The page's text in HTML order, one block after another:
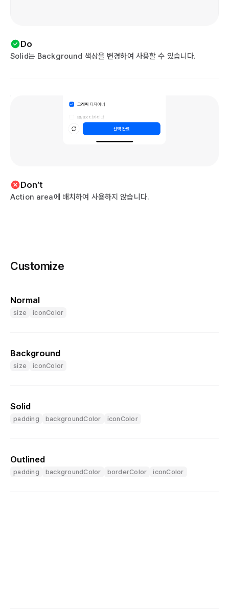
Do
Solid는 Background 색상을 변경하여 사용할 수 있습니다.
Don’t
Action area에 배치하여 사용하지 않습니다.
Customize
Normal
size iconColor
Background
size iconColor
Solid
padding backgroundColor iconColor
Outlined
padding backgroundColor borderColor iconColor